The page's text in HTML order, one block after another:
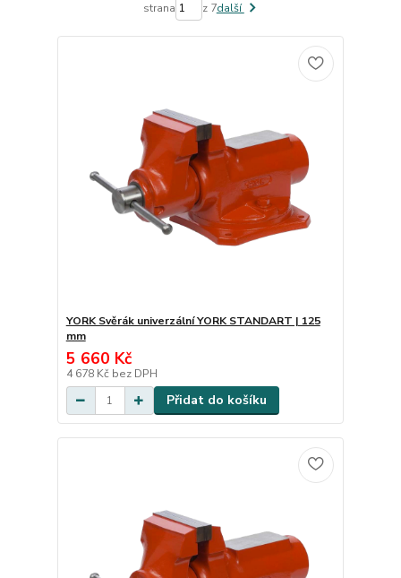
strana z 7další
YORK Svěrák univerzální YORK STANDART | 125
mm
5 660 Kč
4 678 Kč bez DPH
Přidat do košíku